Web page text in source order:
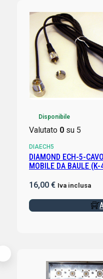
Disponibile
Valutato 0su 5
DIAECH5
DIAMOND ECH-5-
MOBILE DA BAULE
16,00 € Iva inclusa